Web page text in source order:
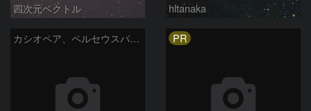
四次元ベクトル hltanaka
カシオペア、ペルセウスパノラマ PR